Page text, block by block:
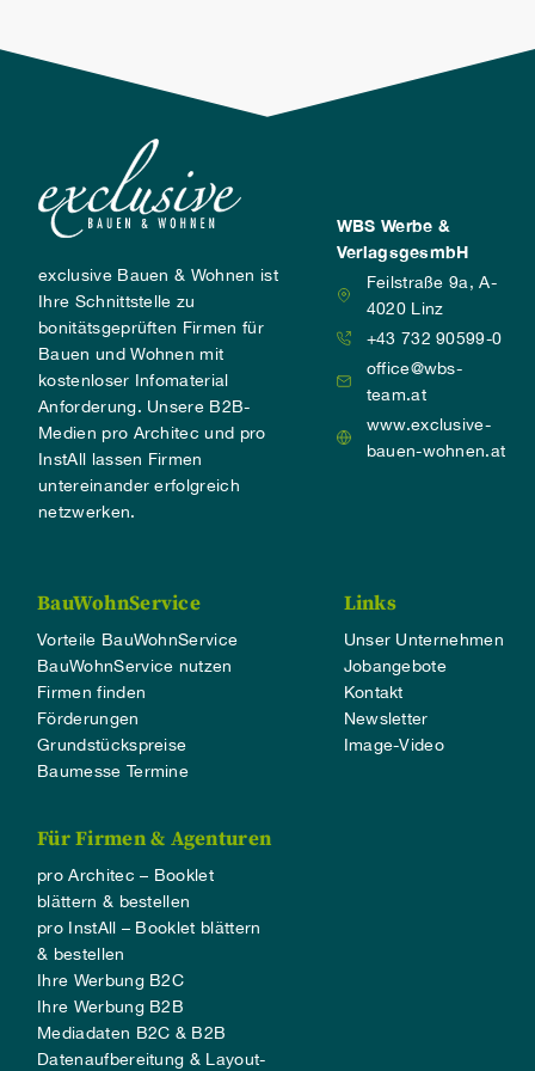
exclusive Bauen & Wohnen ist
Ihre Schnittstelle zu
bonitätsgeprüften Firmen für
Bauen und Wohnen mit
kostenloser Infomaterial
Anforderung. Unsere B2B-
Medien pro Architec und pro
InstAll lassen Firmen
untereinander erfolgreich
netzwerken.
WBS Werbe &
VerlagsgesmbH
Feilstraße 9a, A-
4020 Linz
+43 732 90599-0
office@wbs-
team.at
www.exclusive-
bauen-wohnen.at
BauWohnService
Vorteile BauWohnService
BauWohnService nutzen
Firmen finden
Förderungen
Grundstückspreise
Baumesse Termine
Links
Unser Unternehmen
Jobangebote
Kontakt
Newsletter
Image-Video
Für Firmen & Agenturen
pro Architec – Booklet
blättern & bestellen
pro InstAll – Booklet blättern
& bestellen
Ihre Werbung B2C
Ihre Werbung B2B
Mediadaten B2C & B2B
Datenaufbereitung & Layout-